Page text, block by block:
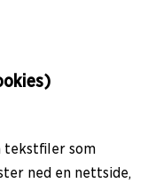
tekstfiler som
ned en nettside,